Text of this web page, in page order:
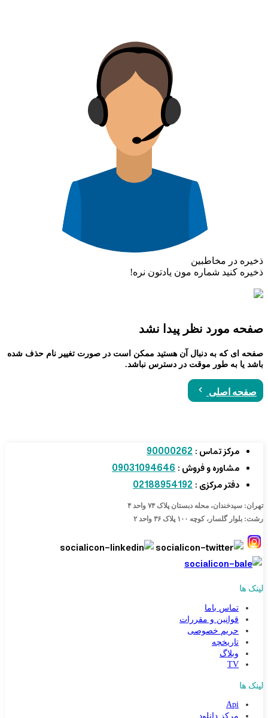
ذخیره در مخاطبین
ذخیره کنید شماره مون یادتون نره!
صفحه مورد نظر پیدا نشد
صفحه ای که به دنبال آن هستید ممکن است در صورت تغییر نام حذف شده
باشد یا به طور موقت در دسترس نباشد.
صفحه اصلی
مرکز تماس : 90000262
مشاوره و فروش : 09031094646
دفتر مرکزی : 02188954192
تهران: سیدخندان، محله دبستان پلاک ۷۴ واحد ۴
رشت: بلوار گلسار، کوچه ۱۰۰ پلاک ۳۶ واحد ۲
لینک ها
تماس باما
قوانین و مقررات
حریم خصوصی
تاریخچه
وبلاگ
TV
لینک ها
Api
مرکز دانلود